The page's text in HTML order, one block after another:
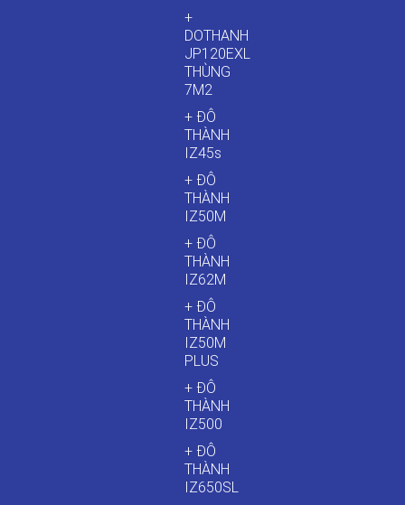
+
DOTHANH
JP120EXL
THÙNG
7M2
+ ĐÔ
THÀNH
IZ45s
+ ĐÔ
THÀNH
IZ50M
+ ĐÔ
THÀNH
IZ62M
+ ĐÔ
THÀNH
IZ50M
PLUS
+ ĐÔ
THÀNH
IZ500
+ ĐÔ
THÀNH
IZ650SL